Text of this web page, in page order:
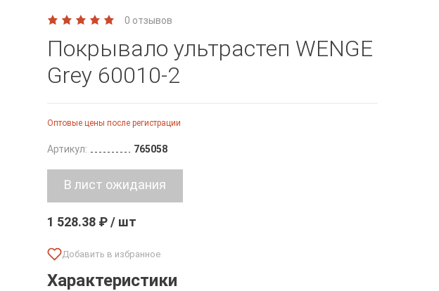
0 отзывов
Покрывало ультрастеп WENGE
Grey 60010-2
Оптовые цены после регистрации
Артикул: 765058
1 528.38 ₽ / шт
Характеристики